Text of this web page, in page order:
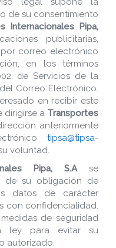
de su consentimiento
Internacionales Pipa,
publicitarias,
correo electrónico
en los términos
de Servicios de la
Correo Electrónico.
en recibir este
dirigirse a Transportes
anteriormente
tipsa@tipsa-
voluntad.
Pipa, S.Ase
de su obligación de
datos de carácter
con confidencialidad.
de seguridad
ley para evitar su
autorizado.